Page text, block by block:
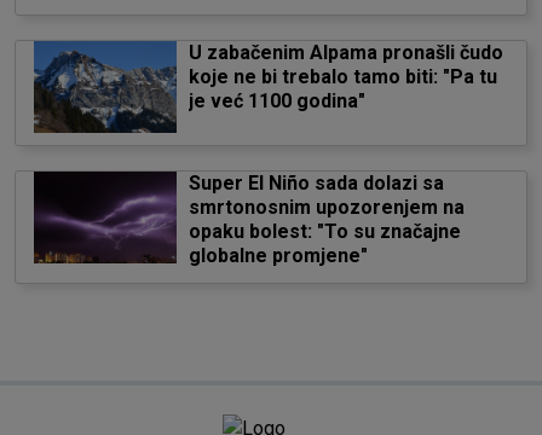
U zabačenim Alpama pronašli čudo
koje ne bi trebalo tamo biti: "Pa tu
je već 1100 godina"
Super El Niño sada dolazi sa
smrtonosnim upozorenjem na
opaku bolest: "To su značajne
globalne promjene"